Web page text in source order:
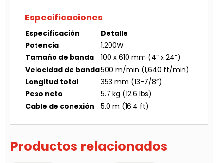
Especificaciones
Especificación
Detalle
Potencia
1,200W
Tamaño de banda
100 x 610 mm (4” x 24”)
Velocidad de banda500 m/min (1,640 ft/min)
Longitud total
353 mm (13-7/8”)
Peso neto
5.7 kg (12.6 lbs)
Cable de conexión
5.0 m (16.4 ft)
Productos relacionados